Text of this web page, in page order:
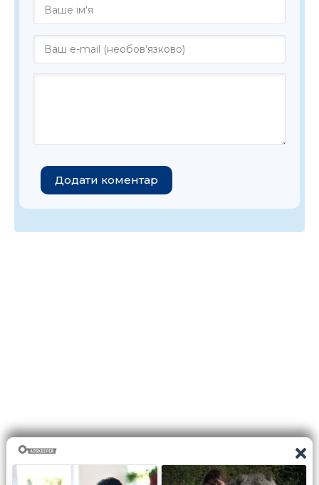
Додати коментар